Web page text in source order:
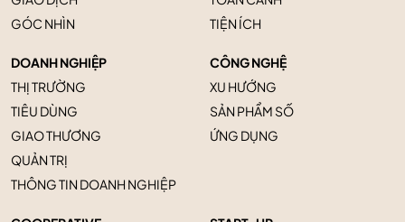
GÓC NHÌN
TIỆN ÍCH
DOANH NGHIỆP
THỊ TRƯỜNG
TIÊU DÙNG
GIAO THƯƠNG
QUẢN TRỊ
THÔNG TIN DOANH NGHIỆP
CÔNG NGHỆ
XU HƯỚNG
SẢN PHẨM SỐ
ỨNG DỤNG